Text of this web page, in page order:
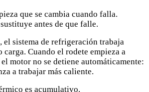
que se cambia cuando falla.
antes de que falle.
el sistema de refrigeración trabaja
carga. Cuando el rodete empieza a
motor no se detiene automáticamente:
a trabajar más caliente.
es acumulativo.